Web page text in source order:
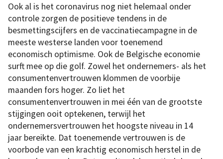
Ook al is het coronavirus nog niet helemaal onder
controle zorgen de positieve tendens in de
besmettingscijfers en de vaccinatiecampagne in de
meeste westerse landen voor toenemend
economisch optimisme. Ook de Belgische economie
surft mee op die golf. Zowel het ondernemers- als het
consumentenvertrouwen klommen de voorbije
maanden fors hoger. Zo liet het
consumentenvertrouwen in mei één van de grootste
stijgingen ooit optekenen, terwijl het
ondernemersvertrouwen het hoogste niveau in 14
jaar bereikte. Dat toenemende vertrouwen is de
voorbode van een krachtig economisch herstel in de